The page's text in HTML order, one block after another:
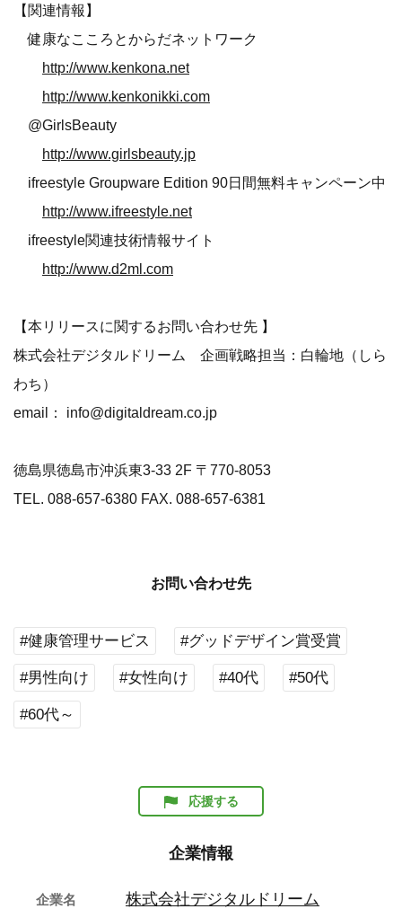
【関連情報】
健康なこころとからだネットワーク
http://www.kenkona.net
http://www.kenkonikki.com
@GirlsBeauty
http://www.girlsbeauty.jp
ifreestyle Groupware Edition 90日間無料キャンペーン中
http://www.ifreestyle.net
ifreestyle関連技術情報サイト
http://www.d2ml.com
【本リリースに関するお問い合わせ先 】
株式会社デジタルドリーム 企画戦略担当：白輪地（しら
わち）
email： info@digitaldream.co.jp
徳島県徳島市沖浜東3-33 2F 〒770-8053
TEL. 088-657-6380 FAX. 088-657-6381
お問い合わせ先
#健康管理サービス #グッドデザイン賞受賞
#男性向け #女性向け #40代 #50代
#60代～
応援する
企業情報
企業名 株式会社デジタルドリーム